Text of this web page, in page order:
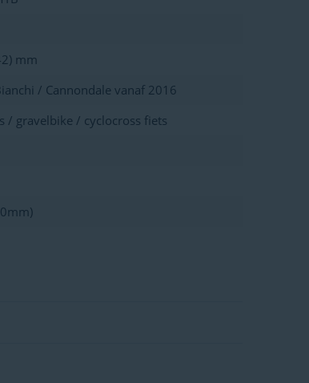
mm
/ Cannondale vanaf 2016
/ gravelbike / cyclocross fiets